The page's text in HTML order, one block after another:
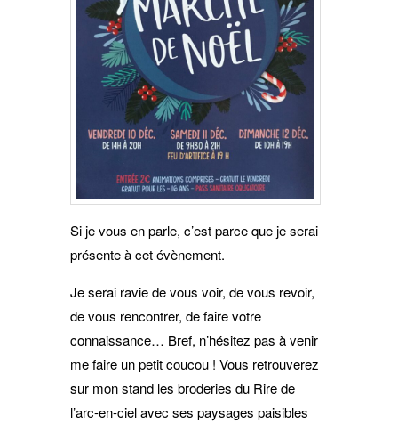
Si je vous en parle, c’est parce que je serai
présente à cet évènement.
Je serai ravie de vous voir, de vous revoir,
de vous rencontrer, de faire votre
connaissance… Bref, n’hésitez pas à venir
me faire un petit coucou ! Vous retrouverez
sur mon stand les broderies du Rire de
l’arc-en-ciel avec ses paysages paisibles